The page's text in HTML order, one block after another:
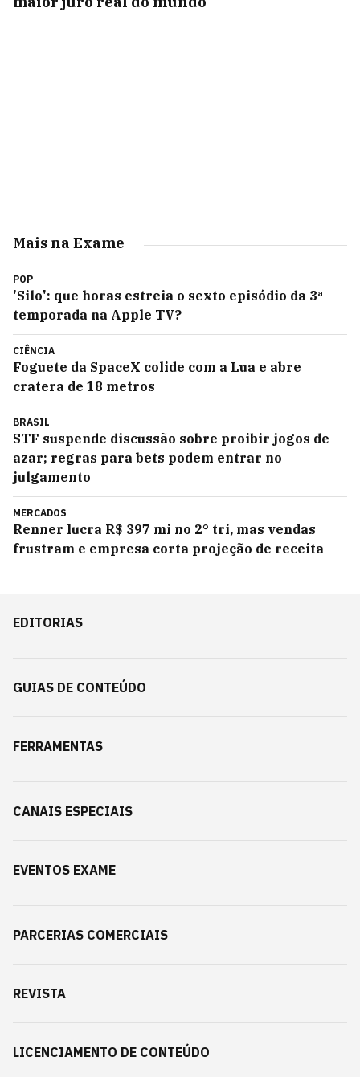
Mais na Exame
POP
'Silo': que horas estreia o sexto episódio da 3ª
temporada na Apple TV?
CIÊNCIA
Foguete da SpaceX colide com a Lua e abre
cratera de 18 metros
BRASIL
STF suspende discussão sobre proibir jogos de
azar; regras para bets podem entrar no
julgamento
MERCADOS
Renner lucra R$ 397 mi no 2° tri, mas vendas
frustram e empresa corta projeção de receita
EDITORIAS
GUIAS DE CONTEÚDO
FERRAMENTAS
CANAIS ESPECIAIS
EVENTOS EXAME
PARCERIAS COMERCIAIS
REVISTA
LICENCIAMENTO DE CONTEÚDO